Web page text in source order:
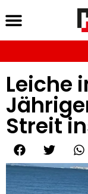
Leiche
Streit